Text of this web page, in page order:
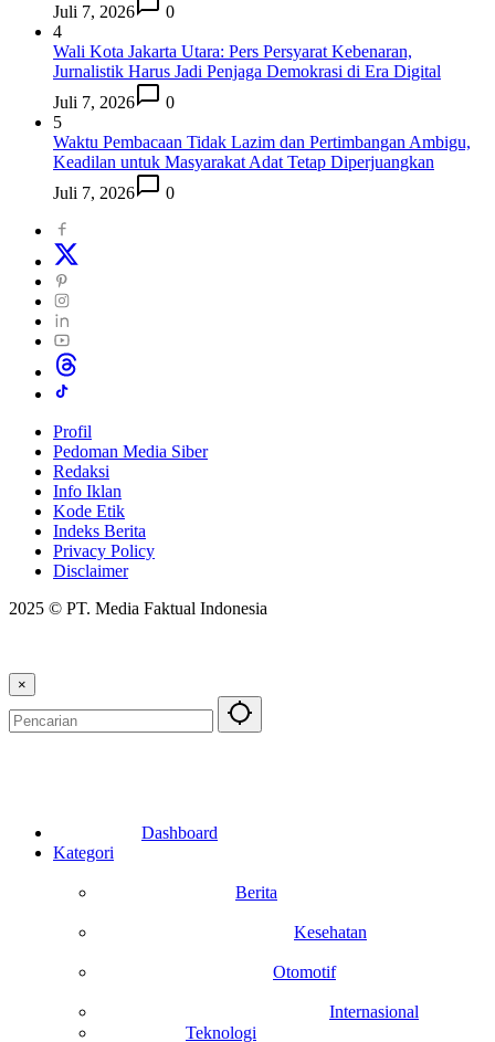
Juli 7, 2026
0
4
Wali Kota Jakarta Utara: Pers Persyarat Kebenaran,
Jurnalistik Harus Jadi Penjaga Demokrasi di Era Digital
Juli 7, 2026
0
5
Waktu Pembacaan Tidak Lazim dan Pertimbangan Ambigu,
Keadilan untuk Masyarakat Adat Tetap Diperjuangkan
Juli 7, 2026
0
Profil
Pedoman Media Siber
Redaksi
Info Iklan
Kode Etik
Indeks Berita
Privacy Policy
Disclaimer
2025 © PT. Media Faktual Indonesia
×
Dashboard
Kategori
Berita
Kesehatan
Otomotif
Internasional
Teknologi